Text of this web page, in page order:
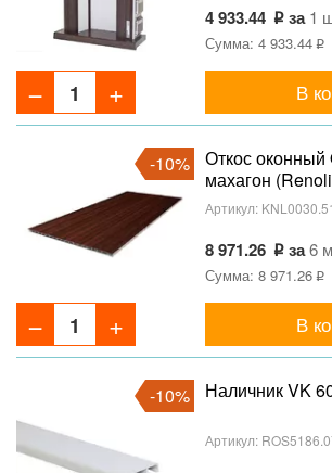
4 933.44 за1
Сумма: 4 933.44
В
-10%
Откос
махагон
Артикул: KNL0030.51
8 971.26 за6 м
Сумма: 8 971.26
В
-10% Наличник VK
Артикул: